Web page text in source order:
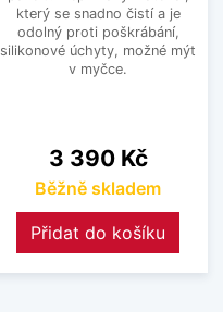
který se snadno čistí a je
odolný proti poškrábání,
silikonové úchyty, možné mýt
v myčce.
Cena
3 390 Kč
Běžně skladem
Přidat do košíku